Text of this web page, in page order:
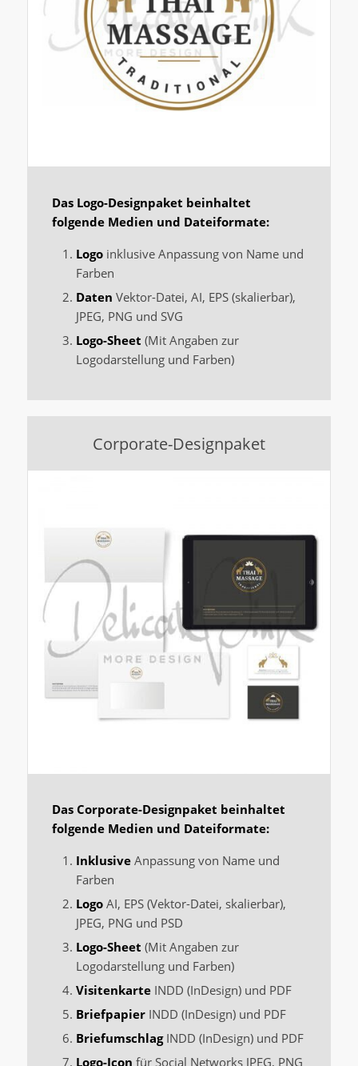
Das Logo-Designpaket beinhaltet
folgende Medien und Dateiformate:
Logo inklusive Anpassung von Name und
Farben
Daten Vektor-Datei, AI, EPS (skalierbar),
JPEG, PNG und SVG
Logo-Sheet (Mit Angaben zur
Logodarstellung und Farben)
Corporate-Designpaket
Das Corporate-Designpaket beinhaltet
folgende Medien und Dateiformate:
InklusiveAnpassung von Name und
Farben
LogoAI, EPS (Vektor-Datei, skalierbar),
JPEG, PNG und PSD
Logo-Sheet (Mit Angaben zur
Logodarstellung und Farben)
VisitenkarteINDD (InDesign) und PDF
BriefpapierINDD (InDesign) und PDF
BriefumschlagINDD (InDesign) und PDF
Logo-Icon für Social Networks JPEG, PNG